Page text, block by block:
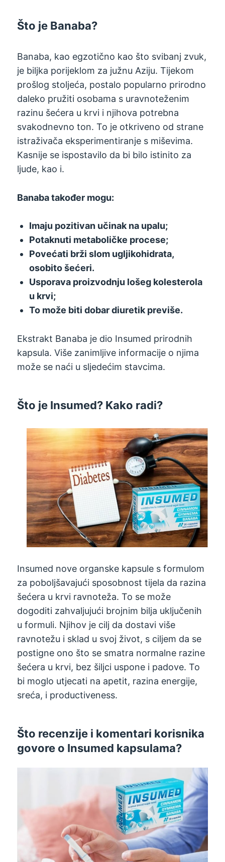
Što je Banaba?
Banaba, kao egzotično kao što svibanj zvuk,
je biljka porijeklom za južnu Aziju. Tijekom
prošlog stoljeća, postalo popularno prirodno
daleko pružiti osobama s uravnoteženim
razinu šećera u krvi i njihova potrebna
svakodnevno ton. To je otkriveno od strane
istraživača eksperimentiranje s miševima.
Kasnije se ispostavilo da bi bilo istinito za
ljude, kao i.
Banaba također mogu:
Imaju pozitivan učinak na upalu;
Potaknuti metaboličke procese;
Povećati brži slom ugljikohidrata,
osobito šećeri.
Usporava proizvodnju lošeg kolesterola
u krvi;
To može biti dobar diuretik previše.
Ekstrakt Banaba je dio Insumed prirodnih
kapsula. Više zanimljive informacije o njima
može se naći u sljedećim stavcima.
Što je Insumed? Kako radi?
Insumed nove organske kapsule s formulom
za poboljšavajući sposobnost tijela da razina
šećera u krvi ravnoteža. To se može
dogoditi zahvaljujući brojnim bilja uključenih
u formuli. Njihov je cilj da dostavi više
ravnotežu i sklad u svoj život, s ciljem da se
postigne ono što se smatra normalne razine
šećera u krvi, bez šiljci uspone i padove. To
bi moglo utjecati na apetit, razina energije,
sreća, i productiveness.
Što recenzije i komentari korisnika
govore o Insumed kapsulama?